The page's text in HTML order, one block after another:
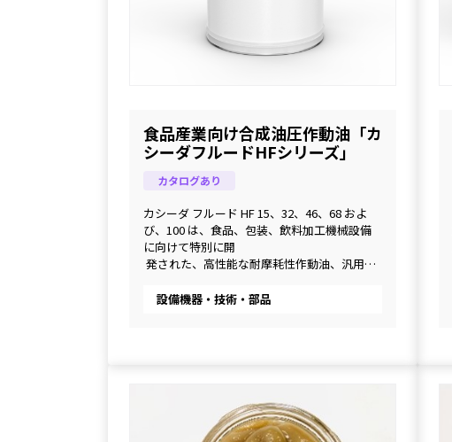
食品産業向け合成油圧作動油「カ
シーダフルードHFシリーズ」
カタログあり
カシーダ フルード HF 15、32、46、68 およ
び、100 は、食品、包装、飲料加工機械設備
に向けて特別に開
発された、高性能な耐摩耗性作動油、汎用性
た添加剤を慎重に
設備機器・技術・部品